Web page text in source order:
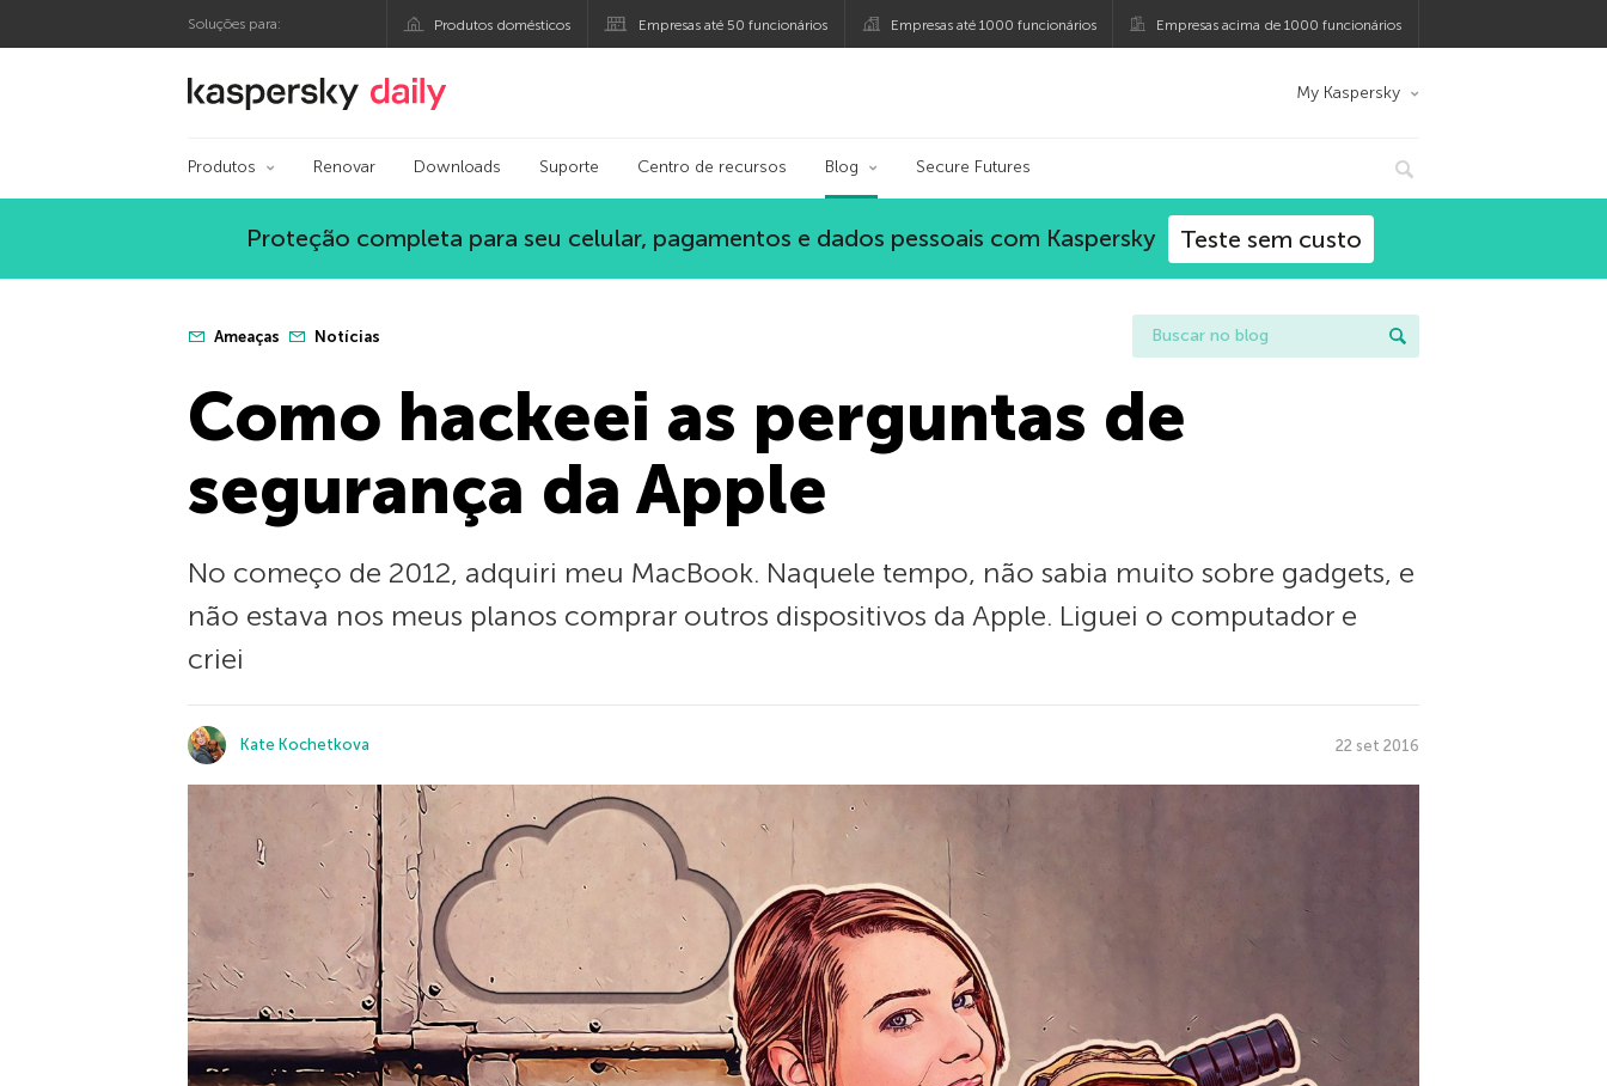
Soluções para: Produtos domésticos Empresas até 50 funcionários Empresas até 1000 funcionários Empresas acima de 1000 funcionários
Blog oficial da Kaspersky My Kaspersky
Produtos Renovar Downloads Suporte Centro de recursos Blog Secure Futures
Proteção completa para seu celular, pagamentos e dados pessoais com Kaspersky Teste sem custo
Ameaças Notícias
Como hackeei as perguntas de
segurança da Apple
No começo de 2012, adquiri meu MacBook. Naquele tempo, não sabia muito sobre gadgets, e
não estava nos meus planos comprar outros dispositivos da Apple. Liguei o computador e
criei
Kate Kochetkova 22 set 2016